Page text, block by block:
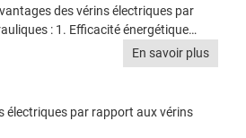
des vérins électriques par
: 1. Efficacité énergétique…
En savoir plus